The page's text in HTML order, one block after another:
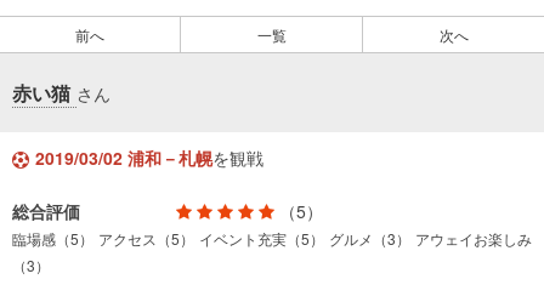
前へ 一覧 次へ
赤い猫 さん
2019/03/02 浦和－札幌を観戦
総合評価 （5）
臨場感（5） アクセス（5） イベント充実（5） グルメ（3）
アウェイお楽しみ
（3）